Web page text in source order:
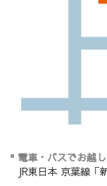
電車・バスでお越
JR東日本 京葉線「